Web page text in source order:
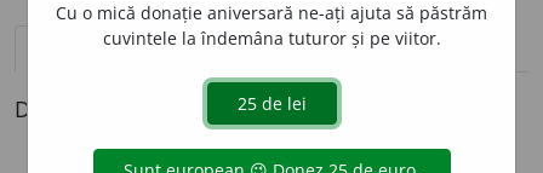
definiții (1) pronunțievolume_up (5)
Definiția cu ID-ul 1135416:
Cu o mică donație aniversară ne-ați ajuta să păstrăm
cuvintele la îndemâna tuturor și pe viitor.